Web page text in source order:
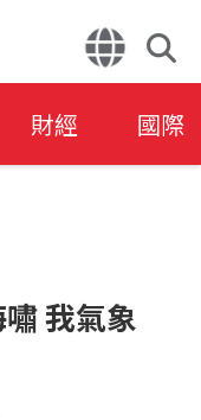
財經 國際
我氣象